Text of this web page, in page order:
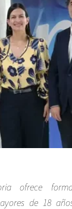
ofrece
de 18